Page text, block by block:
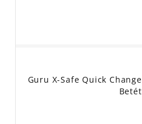
Guru X-Safe Quick
Betét